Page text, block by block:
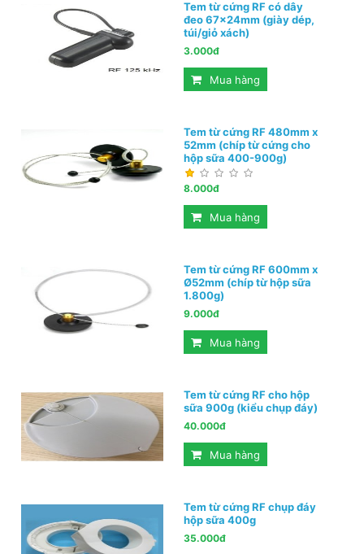
Tem từ cứng RF có dây
đeo 67x24mm (giày dép,
túi/giỏ xách)
3.000đ
Mua hàng
Tem từ cứng RF 480mm x
52mm (chíp từ cứng cho
hộp sữa 400-900g)
8.000đ
Mua hàng
Tem từ cứng RF 600mm x
Ø52mm (chíp từ hộp sữa
1.800g)
9.000đ
Mua hàng
Tem từ cứng RF cho hộp
sữa 900g (kiểu chụp đáy)
40.000đ
Mua hàng
Tem từ cứng RF chụp đáy
hộp sữa 400g
35.000đ